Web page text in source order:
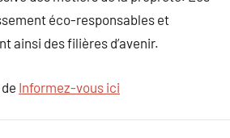
éco-responsables et
ainsi des filières d’avenir.
Informez-vous ici